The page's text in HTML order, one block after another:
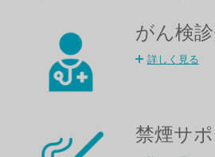
がん検
詳しく見る
禁煙サ